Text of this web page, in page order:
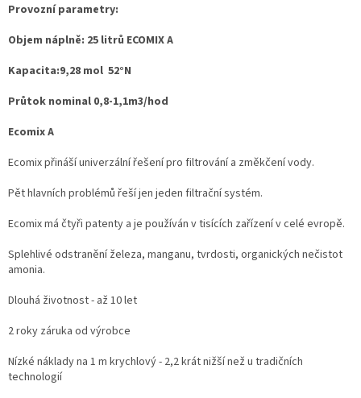
Provozní parametry:
Objem náplně: 25 litrů ECOMIX A
Kapacita:9,28 mol 52°N
Průtok nominal 0,8-1,1m3/hod
Ecomix A
Ecomix přináší univerzální řešení pro filtrování a změkčení vody.
Pět hlavních problémů řeší jen jeden filtrační systém.
Ecomix má čtyři patenty a je používán v tisících zařízení v celé evropě.
Splehlivé odstranění železa, manganu, tvrdosti, organických nečistot
amonia.
Dlouhá životnost - až 10 let
2 roky záruka od výrobce
Nízké náklady na 1 m krychlový - 2,2 krát nižší než u tradičních
technologií